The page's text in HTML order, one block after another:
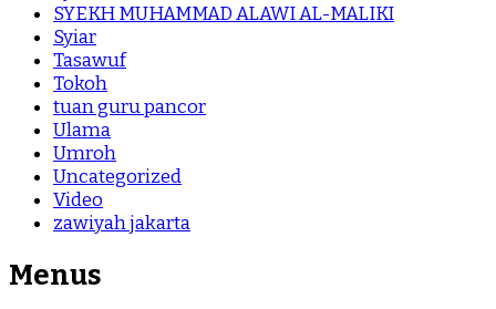
SYEKH MUHAMMAD ALAWI AL-MALIKI
Syiar
Tasawuf
Tokoh
tuan guru pancor
Ulama
Umroh
Uncategorized
Video
zawiyah jakarta
Menus